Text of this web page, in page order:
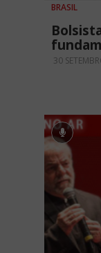
BRASIL
30